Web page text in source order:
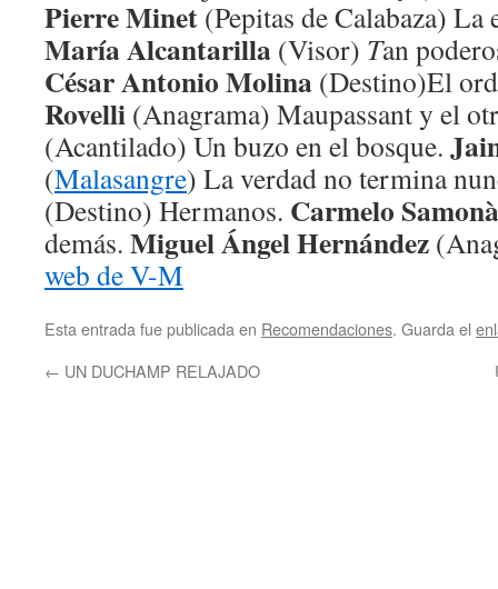
Pierre Minet (Pepitas de Calabaza)
María Alcantarilla (Visor) Tan
César Antonio Molina (Destino)El
Rovelli (Anagrama) Maupassant y el
(Acantilado) Un buzo en el bosque.
(Malasangre) La verdad no termina
(Destino) Hermanos. Carmelo Samonà
demás. Miguel Ángel Hernández
web de V-M
Esta entrada fue publicada en Recomendaciones. Guarda el
← UN DUCHAMP RELAJADO